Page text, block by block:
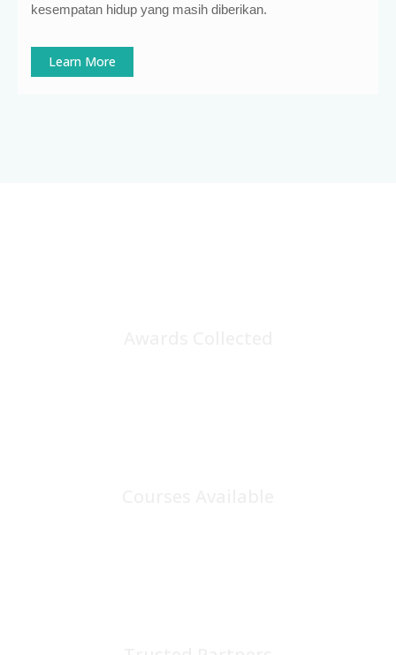
kesempatan hidup yang masih diberikan.
Learn More